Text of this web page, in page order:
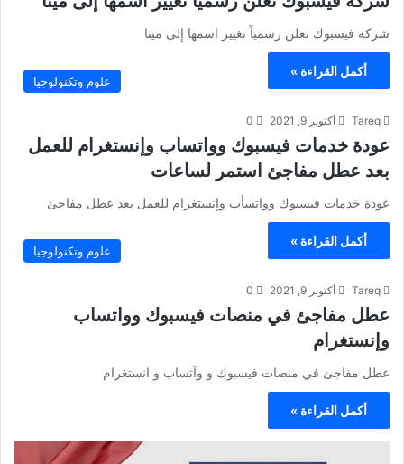
شركة فيسبوك تعلن رسمياً تغيير اسمها إلى ميتا
أكمل القراءة »
علوم وتكنولوجيا
Tareq أكتوبر 9, 2021 0
عودة خدمات فيسبوك وواتساب وإنستغرام للعمل
بعد عطل مفاجئ استمر لساعات
عودة خدمات فيسبوك وواتسأب وإنستغرام للعمل بعد عطل مفاجئ
أكمل القراءة »
علوم وتكنولوجيا
Tareq أكتوبر 9, 2021 0
عطل مفاجئ في منصات فيسبوك وواتساب
وإنستغرام
عطل مفاجئ في منصات فيسبوك و وآتساب و انستغرام
أكمل القراءة »